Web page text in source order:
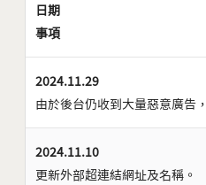
日期
事項
2024.11.29
由於後台仍收到大量惡意廣告
2024.11.10
更新外部超連結網址及名稱。